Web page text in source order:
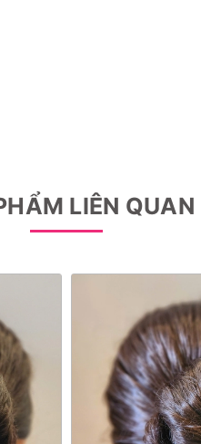
LIÊN QUAN